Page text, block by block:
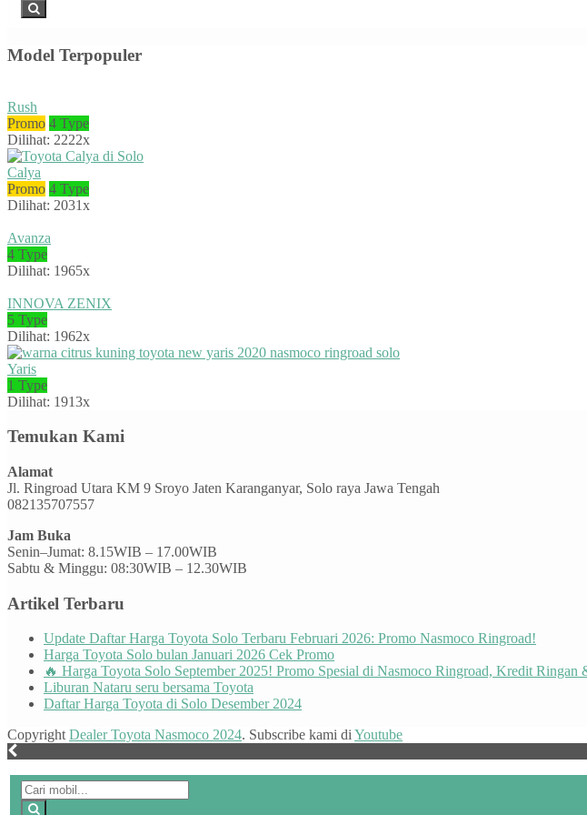
Model Terpopuler
Rush
Promo 4 Type
Dilihat: 2222x
Calya
Promo 4 Type
Dilihat: 2031x
Avanza
4 Type
Dilihat: 1965x
INNOVA ZENIX
5 Type
Dilihat: 1962x
Yaris
1 Type
Dilihat: 1913x
Temukan Kami
Alamat
Jl. Ringroad Utara KM 9 Sroyo Jaten Karanganyar, Solo raya Jawa Tengah
082135707557
Jam Buka
Senin–Jumat: 8.15WIB – 17.00WIB
Sabtu & Minggu: 08:30WIB – 12.30WIB
Artikel Terbaru
Update Daftar Harga Toyota Solo Terbaru Februari 2026: Promo Nasmoco Ringroad!
Harga Toyota Solo bulan Januari 2026 Cek Promo
🔥 Harga Toyota Solo September 2025! Promo Spesial di Nasmoco Ringroad, Kredit Ringan
Liburan Nataru seru bersama Toyota
Daftar Harga Toyota di Solo Desember 2024
CopyrightDealer Toyota Nasmoco 2024. Subscribe kami diYoutube